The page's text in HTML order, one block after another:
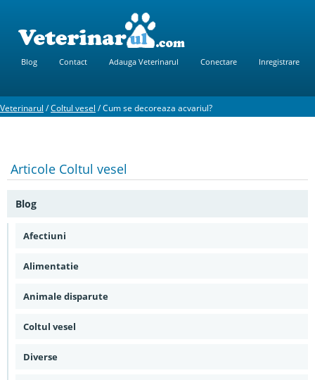
Blog Contact Adauga Veterinarul Conectare Inregistrare
Veterinarul /Coltul vesel /Cum se decoreaza acvariul?
Articole Coltul vesel
Blog
Afectiuni
Alimentatie
Animale disparute
Coltul vesel
Diverse